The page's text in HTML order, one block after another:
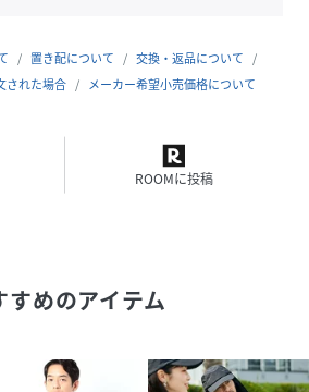
色分けし、独自の技術へ糸へ再生して
NANGAの定番素材です。
の繊維が混ざる場合がございます
にある8、000メートル級の高峰“ナン
置き配について
交換・返品について
された場合
メーカー希望小売価格について
ROOMに投稿
すめのアイテム